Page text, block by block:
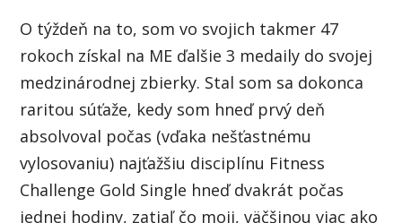
O týždeň na to, som vo svojich takmer 47
rokoch získal na ME ďalšie 3 medaily do svojej
medzinárodnej zbierky. Stal som sa dokonca
raritou súťaže, kedy som hneď prvý deň
absolvoval počas (vďaka nešťastnému
vylosovaniu) najťažšiu disciplínu Fitness
Challenge Gold Single hneď dvakrát počas
jednej hodiny, zatiaľ čo moji, väčšinou viac ako